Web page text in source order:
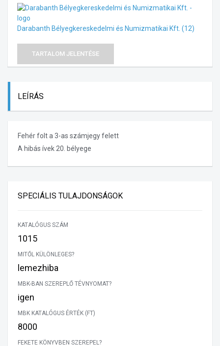
Darabanth Bélyegkereskedelmi és Numizmatikai Kft. (12)
TARTALOM JELENTÉSE
LEÍRÁS
Fehér folt a 3-as számjegy felett
A hibás ívek 20. bélyege
SPECIÁLIS TULAJDONSÁGOK
KATALÓGUS SZÁM
1015
MITŐL KÜLÖNLEGES?
lemezhiba
MBK-BAN SZEREPLŐ TÉVNYOMAT?
igen
MBK KATALÓGUS ÉRTÉK (FT)
8000
FEKETE KÖNYVBEN SZEREPEL?